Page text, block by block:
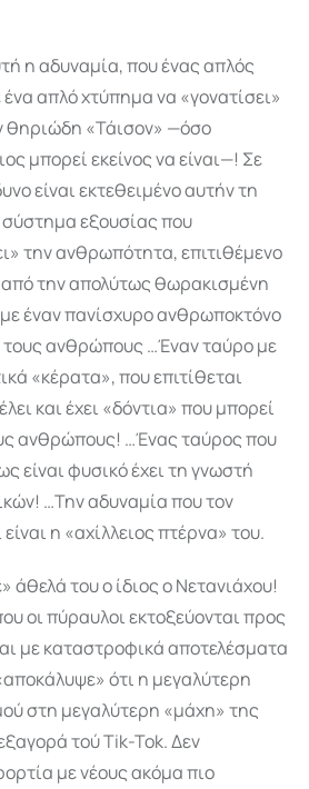
η αδυναμία, που ένας απλός
απλό χτύπημα να «γονατίσει»
θηριώδη «Τάισον» —όσο
μπορεί εκείνος να είναι—! Σε
είναι εκτεθειμένο αυτήν τη
εξουσίας που
την ανθρω­πό­τητα, επιτιθέμενο
από την απολύτως θωρακισμένη
έναν πανίσχυρο ανθρωποκτόνο
τους ανθρώπους …Έναν ταύρο με
«κέρα­τα», που επιτί­θεται
και έχει «δόντια» που μπο­ρεί
ανθρώπους! …Ένας ταύρος που
είναι φυσικό έχει τη γνωστή
…Την αδυναμία που τον
η «αχίλλειος πτέρνα» του.
του ο ίδιος ο Νετανιάχου!
οι πύραυ­λοι εκτοξεύονται προς
με καταστρο­φικά αποτελέσματα
ότι η μεγαλύτερη
στη μεγαλύτερη «μάχη» της
τού Tik-Tok. Δεν
με νέους ακόμα πιο